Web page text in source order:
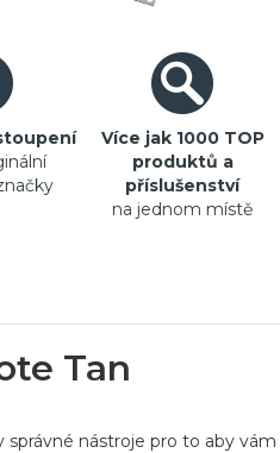
Více jak 1000 TOP
produktů a
příslušenství
na jednom místě
Tan
nástroje pro to aby